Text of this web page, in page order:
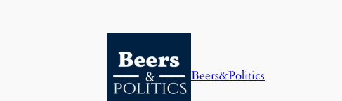
Beers&Politics